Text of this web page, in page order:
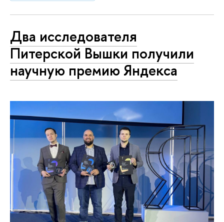
Два исследователя
Питерской Вышки получили
научную премию Яндекса